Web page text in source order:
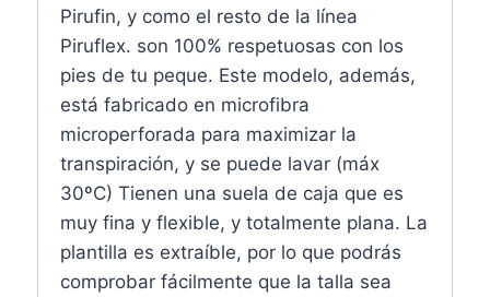
Pirufin, y como el resto de la línea
Piruflex. son 100% respetuosas con los
pies de tu peque. Este modelo, además,
está fabricado en microfibra
microperforada para maximizar la
transpiración, y se puede lavar (máx
30ºC) Tienen una suela de caja que es
muy fina y flexible, y totalmente plana. La
plantilla es extraíble, por lo que podrás
comprobar fácilmente que la talla sea